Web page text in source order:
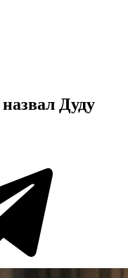
Дуду